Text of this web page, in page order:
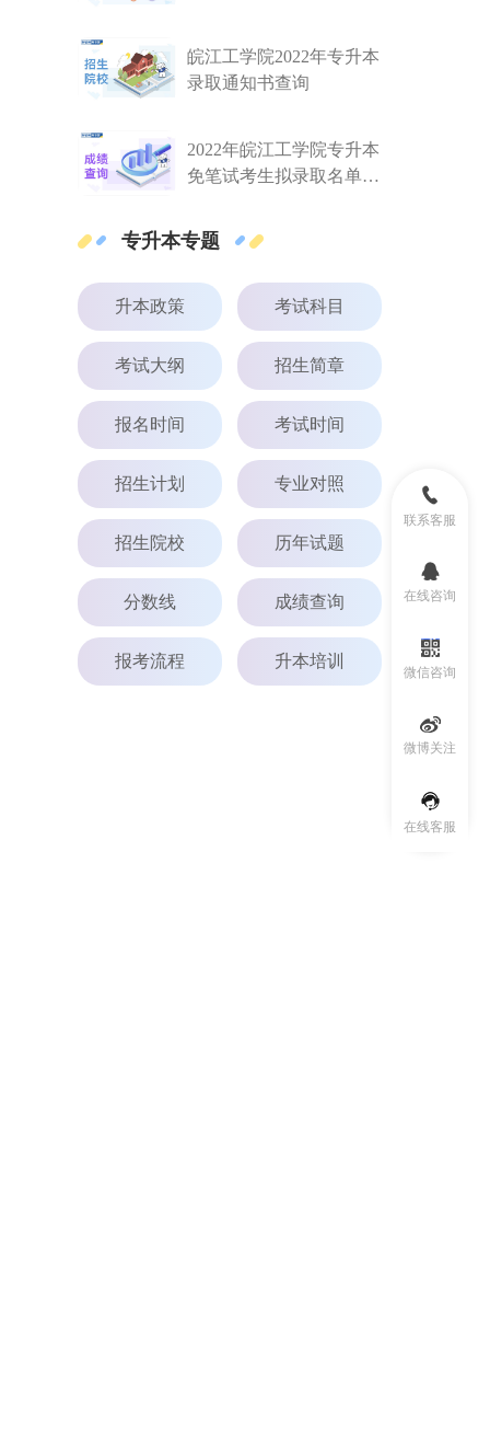
联系客服
在线咨询
微信咨询
微博关注
在线客服
皖江工学院2022年专升本
录取通知书查询
2022年皖江工学院专升本
免笔试考生拟录取名单公
专升本专题
升本政策 考试科目
考试大纲 招生简章
报名时间 考试时间
招生计划 专业对照
招生院校 历年试题
分数线 成绩查询
报考流程 升本培训